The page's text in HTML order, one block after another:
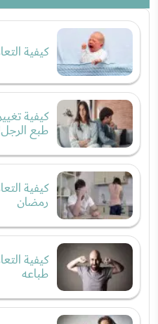
كيفية
كيفية
طبع
كيفية
رمضان
كيفية
طباعه